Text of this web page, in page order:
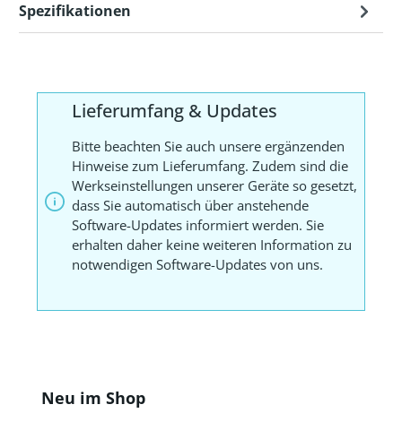
Spezifikationen
Lieferumfang & Updates
Bitte beachten Sie auch unsere ergänzenden
Hinweise zum Lieferumfang. Zudem sind die
Werkseinstellungen unserer Geräte so gesetzt,
dass Sie automatisch über anstehende
Software-Updates informiert werden. Sie
erhalten daher keine weiteren Information zu
notwendigen Software-Updates von uns.
Produktgalerie überspringen
Neu im Shop